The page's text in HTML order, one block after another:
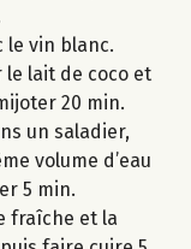
le vin blanc.
le lait de coco et
20 min.
un saladier,
volume d’eau
5 min.
fraîche et la